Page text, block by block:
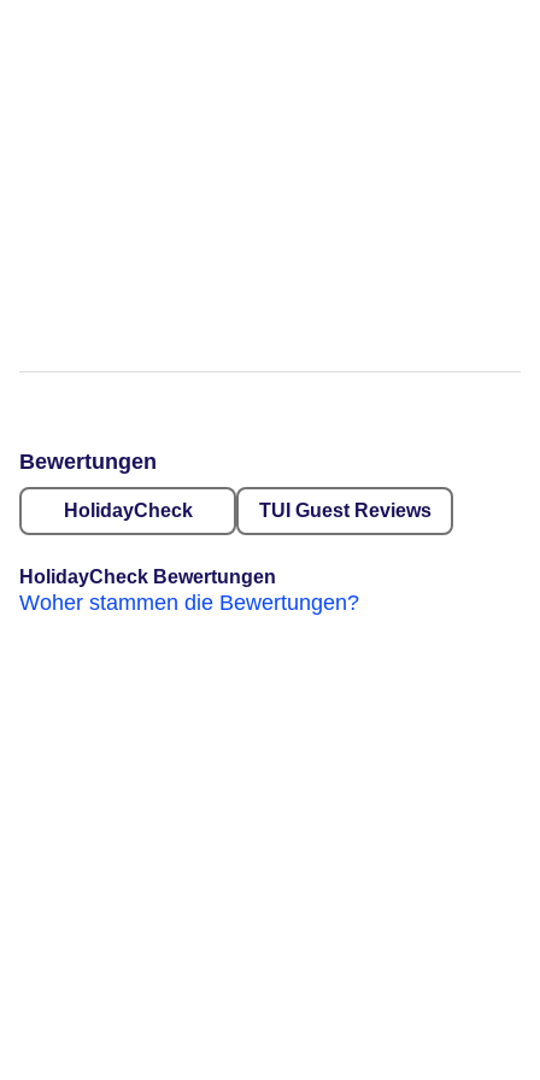
Bewertungen
HolidayCheck TUI Guest Reviews
HolidayCheck Bewertungen
Woher stammen die Bewertungen?